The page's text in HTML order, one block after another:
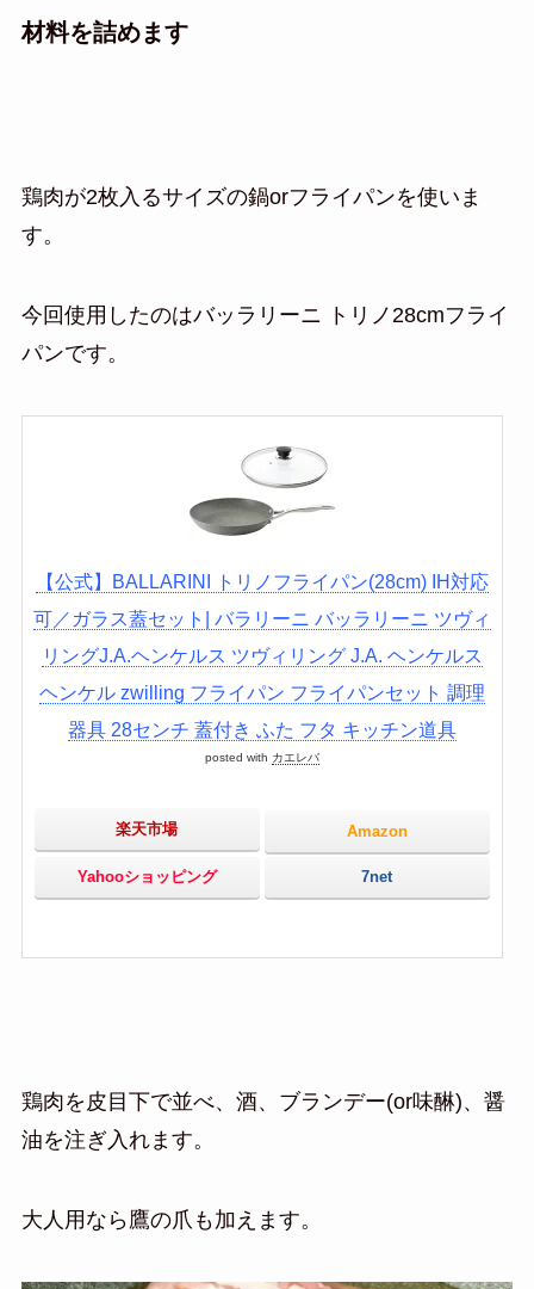
材料を詰めます
鶏肉が2枚入るサイズの鍋orフライパンを使いま
す。
今回使用したのはバッラリーニ トリノ28cmフライ
パンです。
【公式】BALLARINI トリノフライパン(28cm) IH対応
可／ガラス蓋セット| バラリーニ バッラリーニ ツヴィ
リングJ.A.ヘンケルス ツヴィリング J.A. ヘンケルス
ヘンケル zwilling フライパン フライパンセット 調理
器具 28センチ 蓋付き ふた フタ キッチン道具
posted with カエレバ
楽天市場 Amazon
Yahooショッピング 7net
鶏肉を皮目下で並べ、酒、ブランデー(or味醂)、醤
油を注ぎ入れます。
大人用なら鷹の爪も加えます。